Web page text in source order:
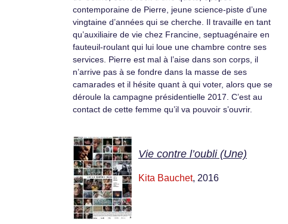
contemporaine de Pierre, jeune science-piste d’une
vingtaine d’années qui se cherche. Il travaille en tant
qu’auxiliaire de vie chez Francine, septuagénaire en
fauteuil-roulant qui lui loue une chambre contre ses
services. Pierre est mal à l’aise dans son corps, il
n’arrive pas à se fondre dans la masse de ses
camarades et il hésite quant à qui voter, alors que se
déroule la campagne présidentielle 2017. C’est au
contact de cette femme qu’il va pouvoir s’ouvrir.
Vie contre l’oubli (Une)
Kita Bauchet, 2016